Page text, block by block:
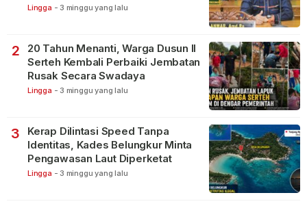
Lingga - 3 minggu yang lalu
2
20 Tahun Menanti, Warga Dusun II
Serteh Kembali Perbaiki Jembatan
Rusak Secara Swadaya
Lingga - 3 minggu yang lalu
3
Kerap Dilintasi Speed Tanpa
Identitas, Kades Belungkur Minta
Pengawasan Laut Diperketat
Lingga - 3 minggu yang lalu